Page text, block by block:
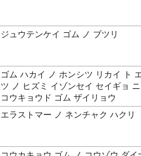
ジュウテンケイ ゴム ノ ブツリ
ゴム ハカイ ノ ホンシツ リカイ ト
ツ ノ ヒズミ イゾンセイ セイギョ
コウキョウド ゴム ザイリョウ
エラストマー ノ ネンチャク ハクリ